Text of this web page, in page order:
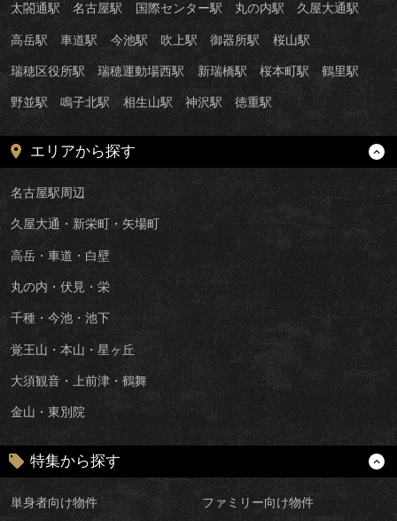
太閤通駅 名古屋駅 国際センター駅 丸の内駅 久屋大通駅
高岳駅 車道駅 今池駅 吹上駅 御器所駅 桜山駅
瑞穂区役所駅 瑞穂運動場西駅 新瑞橋駅 桜本町駅 鶴里駅
野並駅 鳴子北駅 相生山駅 神沢駅 徳重駅
エリアから探す
名古屋駅周辺
久屋大通・新栄町・矢場町
高岳・車道・白壁
丸の内・伏見・栄
千種・今池・池下
覚王山・本山・星ヶ丘
大須観音・上前津・鶴舞
金山・東別院
特集から探す
単身者向け物件 ファミリー向け物件